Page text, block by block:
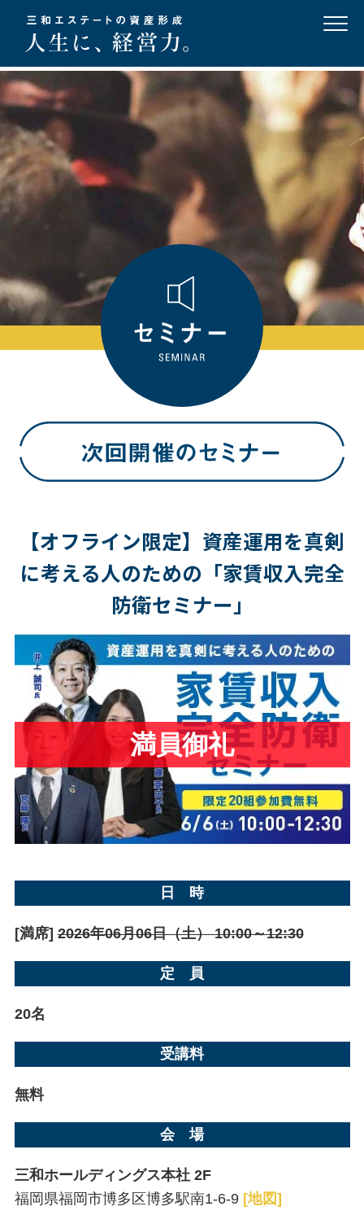
【オフライン限定】資産運用を真剣
に考える人のための「家賃収入完全
防衛セミナー」
日 時
[満席]2026年06月06日（土） 10:00～12:30
定 員
20名
受講料
無料
会 場
三和ホールディングス本社 2F
福岡県福岡市博多区博多駅南1-6-9 [地図]